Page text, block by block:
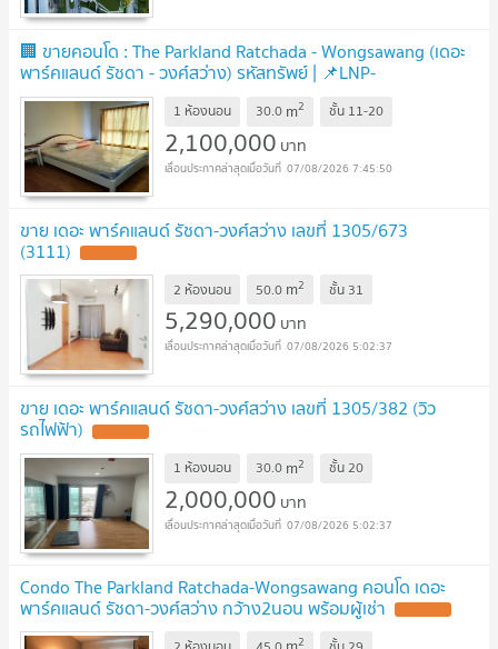
🏢 ขายคอนโด : The Parkland Ratchada - Wongsawang (เดอะ
พาร์คแลนด์ รัชดา - วงศ์สว่าง) รหัสทรัพย์ | 📌LNP-
C11704 UPDATE !
1 ห้องนอน 30.0 m2 ชั้น 11-20
2,100,000 บาท
07/08/2026 7:45:50
ขาย เดอะ พาร์คแลนด์ รัชดา-วงศ์สว่าง เลขที่ 1305/673
(3111)
2 ห้องนอน 50.0 m2 ชั้น 31
5,290,000 บาท
07/08/2026 5:02:37
ขาย เดอะ พาร์คแลนด์ รัชดา-วงศ์สว่าง เลขที่ 1305/382 (วิว
รถไฟฟ้า)
1 ห้องนอน 30.0 m2 ชั้น20
2,000,000 บาท
07/08/2026 5:02:37
Condo The Parkland Ratchada-Wongsawang คอนโด เดอะ
พาร์คแลนด์ รัชดา-วงศ์สว่าง กว้าง2นอน พร้อมผู้เช่า
2